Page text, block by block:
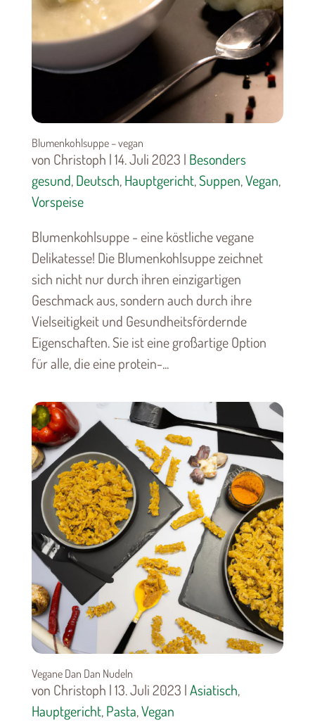
Blumenkohlsuppe – vegan
von Christoph | 14. Juli 2023 | Besonders
gesund,Deutsch,Hauptgericht,Suppen,Vegan,
Vorspeise
Blumenkohlsuppe - eine köstliche vegane
Delikatesse! Die Blumenkohlsuppe zeichnet
sich nicht nur durch ihren einzigartigen
Geschmack aus, sondern auch durch ihre
Vielseitigkeit und Gesundheitsfördernde
Eigenschaften. Sie ist eine großartige Option
für alle, die eine protein-...
Vegane Dan Dan Nudeln
von Christoph | 13. Juli 2023 |Asiatisch,
Hauptgericht,Pasta,Vegan